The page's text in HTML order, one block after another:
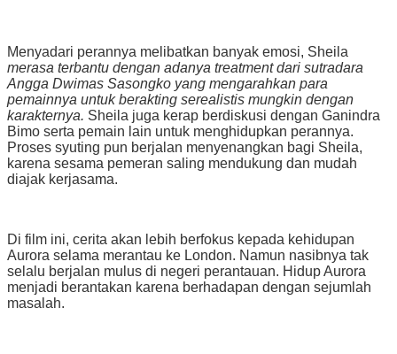
Menyadari perannya melibatkan banyak emosi, Sheila
merasa terbantu dengan adanya treatmentdari sutradara
Angga Dwimas Sasongko yang mengarahkan para
pemainnya untuk berakting serealistis mungkin dengan
karakternya. Sheila juga kerap berdiskusi dengan Ganindra
Bimo serta pemain lain untuk menghidupkan perannya.
Proses syuting pun berjalan menyenangkan bagi Sheila,
karena sesama pemeran saling mendukung dan mudah
diajak kerjasama.
Di film ini, cerita akan lebih berfokus kepada kehidupan
Aurora selama merantau ke London. Namun nasibnya tak
selalu berjalan mulus di negeri perantauan. Hidup Aurora
menjadi berantakan karena berhadapan dengan sejumlah
masalah.